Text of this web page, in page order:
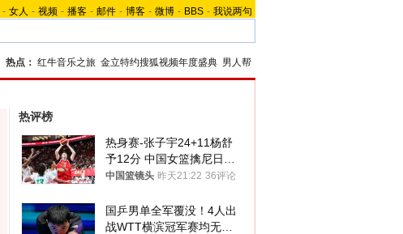
- 女人 - 视频 - 播客 - 邮件 - 博客 - 微博 - BBS - 我说两句
热点： 红牛音乐之旅 金立特约搜狐视频年度盛典 男人帮
热评榜
热身赛-张子宇24+11杨舒
予12分 中国女篮擒尼日利
亚
中国篮镜头 昨天21:22 36评论
国乒男单全军覆没！4人出
战WTT横滨冠军赛均无缘